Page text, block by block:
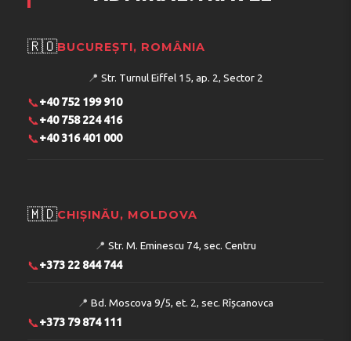
🇷🇴BUCUREȘTI, ROMÂNIA
📍 Str. Turnul Eiffel 15, ap. 2, Sector 2
📞+40 752 199 910
📞+40 758 224 416
📞+40 316 401 000
🇲🇩CHIȘINĂU, MOLDOVA
📍 Str. M. Eminescu 74, sec. Centru
📞+373 22 844 744
📍 Bd. Moscova 9/5, et. 2, sec. Rîșcanovca
📞+373 79 874 111